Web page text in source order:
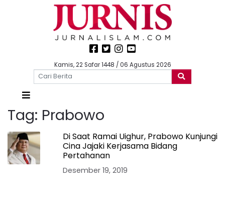
Kamis, 22 Safar 1448 / 06 Agustus 2026
Tag: Prabowo
Di Saat Ramai Uighur, Prabowo Kunjungi
Cina Jajaki Kerjasama Bidang
Pertahanan
Desember 19, 2019